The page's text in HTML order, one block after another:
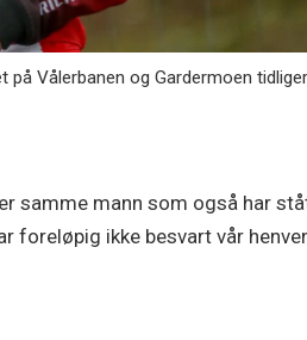
Vålerbanen og Gardermoen
samme mann som også har
foreløpig ikke besvart vår